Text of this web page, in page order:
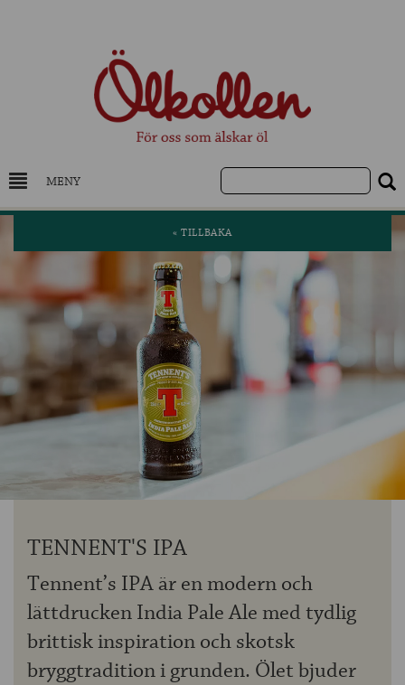
MENY
DRYCKESKUNSKAP
NYHETER
UTVALDA ÖL
UTVALDA CIDER
UTVALDA DESTILLAT
OM ÖLKOLLEN
KONTAKTA OSS
« TILLBAKA
TENNENT'S IPA
Tennent’s IPA är en modern och
lättdrucken India Pale Ale med tydlig
brittisk inspiration och skotsk
bryggtradition i grunden. Ölet bjuder